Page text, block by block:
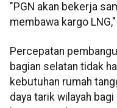
"PGN akan bekerja
membawa kargo
Percepatan
bagian selatan tidak
kebutuhan rumah
daya tarik wilayah